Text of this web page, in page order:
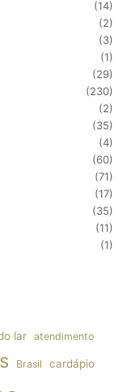
(14)
(2)
(3)
(1)
(29)
(230)
(2)
(35)
(4)
(60)
(71)
(17)
(35)
(11)
(1)
lar atendimento
Brasil cardápio